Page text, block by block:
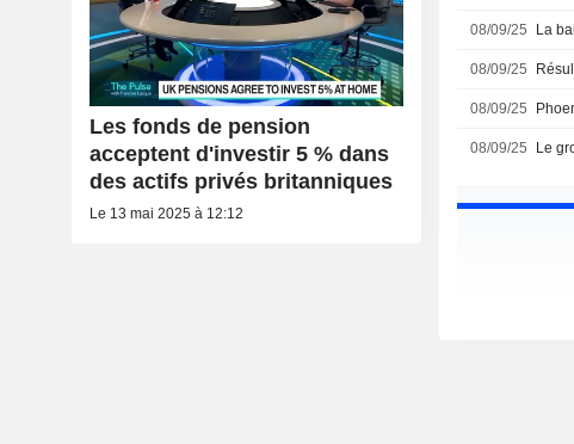
08/09/25
08/09/25
08/09/25
08/09/25
Les fonds de pension
acceptent d'investir 5 % dans
des actifs privés britanniques
Le 13 mai 2025 à 12:12